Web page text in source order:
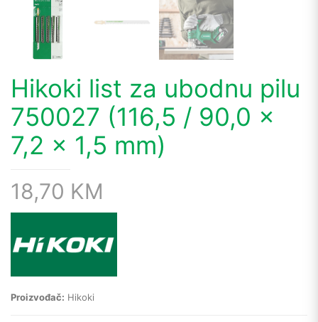
Hikoki list za ubodnu pilu
750027 (116,5 / 90,0 x
7,2 x 1,5 mm)
18,70 KM
Proizvođač: Hikoki